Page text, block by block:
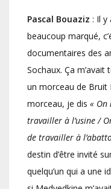
Pascal Bouaziz : Il y
beaucoup marqué,
documentaires des
Sochaux. Ça
un morceau de Bruit
morceau, je dis « On
travailler à l’usine /
de travailler à
destin d’être invité
quelqu’un qui a une